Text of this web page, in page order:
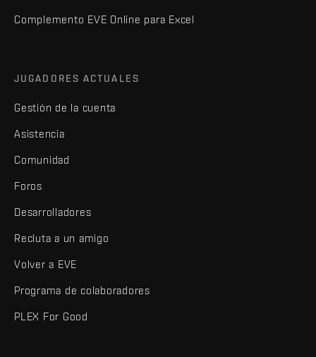
Complemento EVE Online para Excel
JUGADORES ACTUALES
Gestión de la cuenta
Asistencia
Comunidad
Foros
Desarrolladores
Recluta a un amigo
Volver a EVE
Programa de colaboradores
PLEX For Good